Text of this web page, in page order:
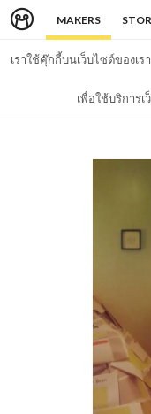
MAKERS
เราใช้คุ๊กกี้บนเว็บไซต์ของเ
เพื่อใช้บริการเ